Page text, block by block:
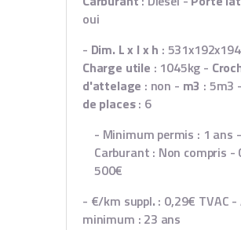
oui
- Dim. L x l x h : 531x192x194
Charge utile : 1045kg -
d'attelage : non - m3 : 5m3 -
de places: 6
- Minimum permis : 1 ans -
Carburant : Non compris -
500€
- €/km suppl. : 0,29€ TVAC -
minimum : 23 ans